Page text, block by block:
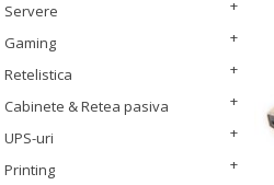
Servere
Gaming
Retelistica
Cabinete & Retea pasiva
UPS-uri
Printing